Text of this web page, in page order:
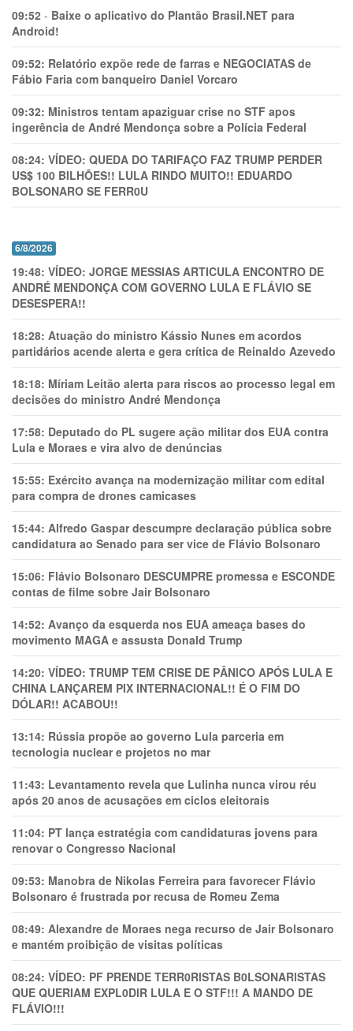
09:52 - Baixe o aplicativo do Plantão Brasil.NET para
Android!
09:52: Relatório expõe rede de farras e NEGOCIATAS de
Fábio Faria com banqueiro Daniel Vorcaro
09:32: Ministros tentam apaziguar crise no STF apos
ingerência de André Mendonça sobre a Polícia Federal
08:24: VÍDEO: QUEDA DO TARIFAÇO FAZ TRUMP PERDER
US$ 100 BILHÕES!! LULA RINDO MUITO!! EDUARDO
BOLSONARO SE FERR0U
6/8/2026
19:48: VÍDEO: JORGE MESSIAS ARTICULA ENCONTRO DE
ANDRÉ MENDONÇA COM GOVERNO LULA E FLÁVIO SE
DESESPERA!!
18:28: Atuação do ministro Kássio Nunes em acordos
partidários acende alerta e gera crítica de Reinaldo Azevedo
18:18: Míriam Leitão alerta para riscos ao processo legal em
decisões do ministro André Mendonça
17:58: Deputado do PL sugere ação militar dos EUA contra
Lula e Moraes e vira alvo de denúncias
15:55: Exército avança na modernização militar com edital
para compra de drones camicases
15:44: Alfredo Gaspar descumpre declaração pública sobre
candidatura ao Senado para ser vice de Flávio Bolsonaro
15:06: Flávio Bolsonaro DESCUMPRE promessa e ESCONDE
contas de filme sobre Jair Bolsonaro
14:52: Avanço da esquerda nos EUA ameaça bases do
movimento MAGA e assusta Donald Trump
14:20: VÍDEO: TRUMP TEM CRlSE DE PÂNlCO APÓS LULA E
CHINA LANÇAREM PIX INTERNACIONAL!! É O FIM DO
DÓLAR!! ACABOU!!
13:14: Rússia propõe ao governo Lula parceria em
tecnologia nuclear e projetos no mar
11:43: Levantamento revela que Lulinha nunca virou réu
após 20 anos de acusações em ciclos eleitorais
11:04: PT lança estratégia com candidaturas jovens para
renovar o Congresso Nacional
09:53: Manobra de Nikolas Ferreira para favorecer Flávio
Bolsonaro é frustrada por recusa de Romeu Zema
08:49: Alexandre de Moraes nega recurso de Jair Bolsonaro
e mantém proibição de visitas políticas
08:24: VÍDEO: PF PRENDE TERR0RlSTAS B0LSONARlSTAS
QUE QUERIAM EXPL0DlR LULA E O STF!!! A MANDO DE
FLÁVIO!!!